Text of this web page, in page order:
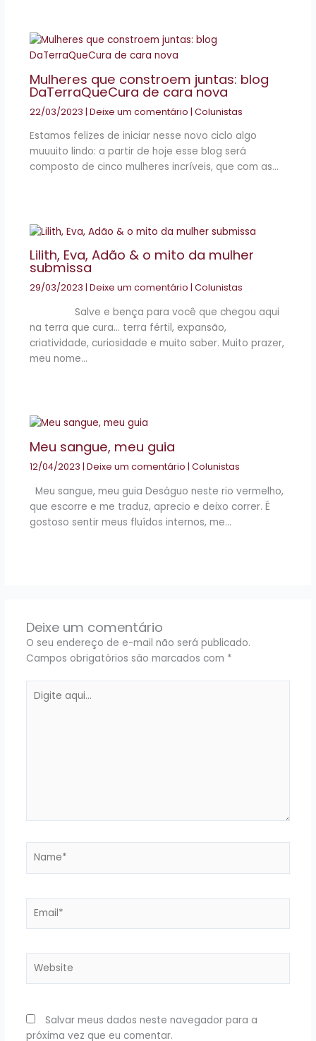
Mulheres que constroem juntas: blog
DaTerraQueCura de cara nova
22/03/2023 | Deixe um comentário | Colunistas
Estamos felizes de iniciar nesse novo ciclo algo
muuuito lindo: a partir de hoje esse blog será
composto de cinco mulheres incríveis, que com as…
Lilith, Eva, Adão & o mito da mulher
submissa
29/03/2023 | Deixe um comentário | Colunistas
Salve e bença para você que chegou aqui
na terra que cura… terra fértil, expansão,
criatividade, curiosidade e muito saber. Muito prazer,
meu nome…
Meu sangue, meu guia
12/04/2023 | Deixe um comentário | Colunistas
Meu sangue, meu guia Deságuo neste rio vermelho,
que escorre e me traduz, aprecio e deixo correr. É
gostoso sentir meus fluídos internos, me…
Deixe um comentário
O seu endereço de e-mail não será publicado.
Campos obrigatórios são marcados com *
aqui...
Salvar meus dados neste navegador para a
próxima vez que eu comentar.